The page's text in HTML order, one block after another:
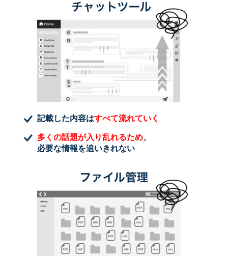
記載した内容はすべて流れていく
多くの話題が入り乱れるため、
必要な情報を追いきれない